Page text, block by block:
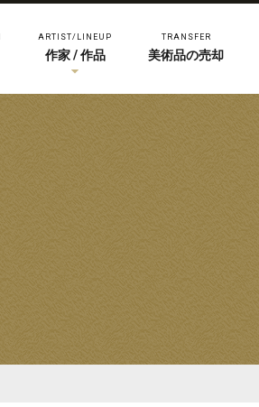
ARTIST/LINEUP
作家 / 作品
TRANSFER
美術品の売却